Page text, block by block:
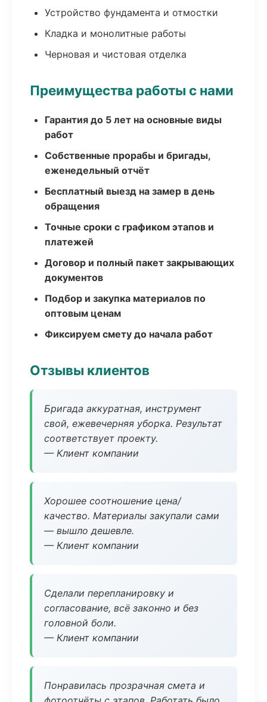
Устройство фундамента и отмостки
Кладка и монолитные работы
Черновая и чистовая отделка
Преимущества работы с нами
Гарантия до 5 лет на основные виды
работ
Собственные прорабы и бригады,
еженедельный отчёт
Бесплатный выезд на замер в день
обращения
Точные сроки с графиком этапов и
платежей
Договор и полный пакет закрывающих
документов
Подбор и закупка материалов по
оптовым ценам
Фиксируем смету до начала работ
Отзывы клиентов
Бригада аккуратная, инструмент
свой, ежевечерняя уборка. Результат
соответствует проекту.
— Клиент компании
Хорошее соотношение цена/
качество. Материалы закупали сами
— вышло дешевле.
— Клиент компании
Сделали перепланировку и
согласование, всё законно и без
головной боли.
— Клиент компании
Понравилась прозрачная смета и